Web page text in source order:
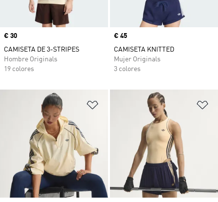
Precio
€ 30
CAMISETA DE 3-STRIPES
Hombre Originals
19 colores
Precio
€ 45
CAMISETA KNITTED
Mujer Originals
3 colores
Añadir a la lista de deseos